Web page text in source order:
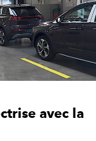
avec la